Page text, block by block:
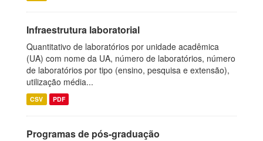
Infraestrutura laboratorial
Quantitativo de laboratórios por unidade acadêmica
(UA) com nome da UA, número de laboratórios, número
de laboratórios por tipo (ensino, pesquisa e extensão),
utilização média...
CSV PDF
Programas de pós-graduação